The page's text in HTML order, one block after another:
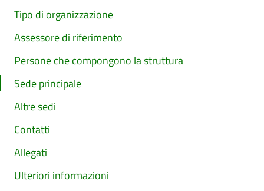
Tipo di organizzazione
Assessore di riferimento
Persone che compongono la struttura
Sede principale
Altre sedi
Contatti
Allegati
Ulteriori informazioni